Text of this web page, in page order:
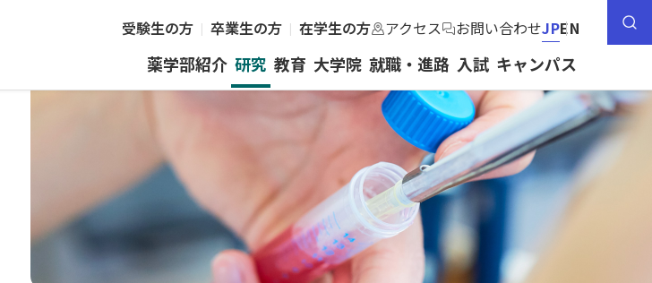
受験生の方 卒業生の方 在学生の方 アクセス お問い合わせJPEN
薬学部紹介 研究 教育 大学院 就職・進路 入試 キャンパス
トップ
薬学部紹介
研究